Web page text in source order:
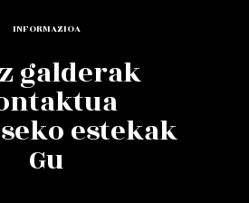
INFORMAZIOA
galderak
estekak
Gu